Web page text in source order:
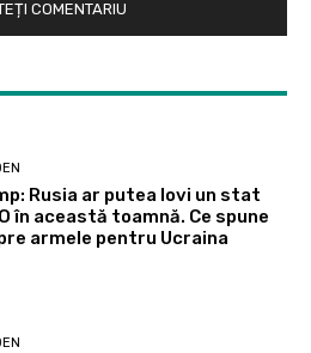
Rusia ar putea lovi un stat
în această toamnă. Ce spune
armele pentru Ucraina